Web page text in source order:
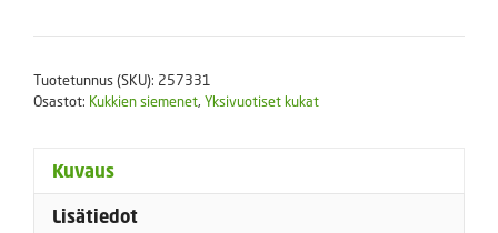
XP
määrä
Tuotetunnus (SKU): 257331
Osastot: Kukkien siemenet, Yksivuotiset kukat
Kuvaus
Lisätiedot